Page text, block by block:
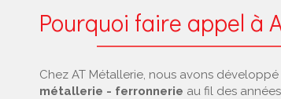
Pourquoi faire appel à
Chez AT Métallerie, nous avons
métallerie - ferronnerie au fil des